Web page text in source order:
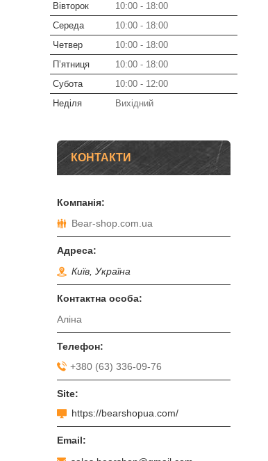
Вівторок
10:00
18:00
Середа
10:00
18:00
Четвер
10:00
18:00
Пʼятниця
10:00
18:00
Субота
10:00
12:00
Неділя
Вихідний
КОНТАКТИ
Bear-shop.com.ua
Київ, Україна
Аліна
+380 (63) 336-09-76
https://bearshopua.com/